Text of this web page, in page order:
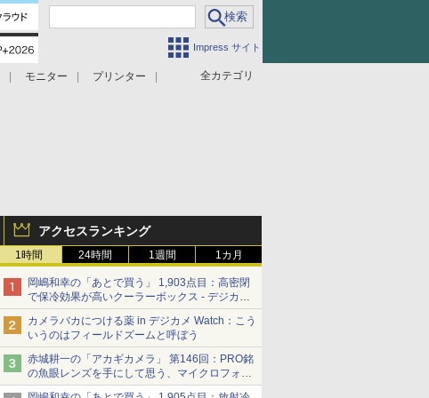
Impress サイト
全カテゴリ
モニター
プリンター
アクセスランキング
1時間 24時間 1週間 1カ月
岡嶋和幸の「あとで買う」 1,903点目：高密閉
で保冷効果が高いクーラーボックス - デジカメ
Watch
カメラバカにつける薬 in デジカメ Watch：こう
いうのはフィールドズームと呼ぼう
赤城耕一の「アカギカメラ」 第146回：PRO銘
の魚眼レンズを手にして思う、マイクロフォー
サーズへの期待と可能性